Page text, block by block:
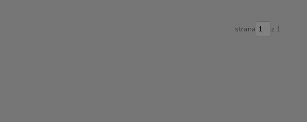
strana z 1